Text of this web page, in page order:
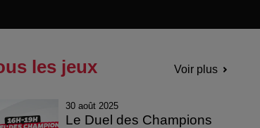
les jeux Voir plus
30 août 2025
Le Duel des Champions